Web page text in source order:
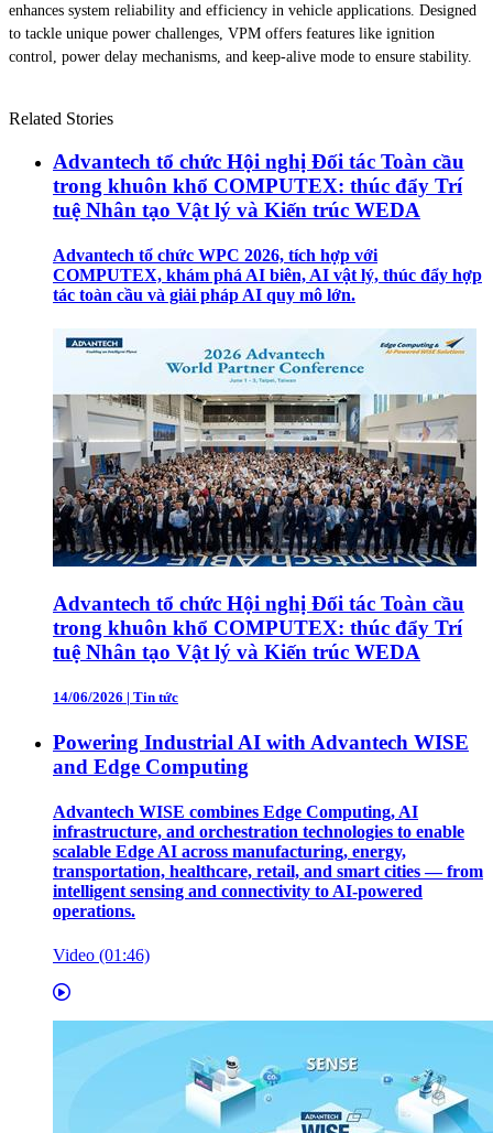
enhances system reliability and efficiency in vehicle applications. Designed
to tackle unique power challenges, VPM offers features like ignition
control, power delay mechanisms, and keep-alive mode to ensure stability.
Related Stories
Advantech tổ chức Hội nghị Đối tác Toàn cầu
trong khuôn khổ COMPUTEX: thúc đẩy Trí
tuệ Nhân tạo Vật lý và Kiến trúc WEDA
Advantech tổ chức WPC 2026, tích hợp với
COMPUTEX, khám phá AI biên, AI vật lý, thúc đẩy hợp
tác toàn cầu và giải pháp AI quy mô lớn.
Advantech tổ chức Hội nghị Đối tác Toàn cầu
trong khuôn khổ COMPUTEX: thúc đẩy Trí
tuệ Nhân tạo Vật lý và Kiến trúc WEDA
14/06/2026 | Tin tức
Powering Industrial AI with Advantech WISE
and Edge Computing
Advantech WISE combines Edge Computing, AI
infrastructure, and orchestration technologies to enable
scalable Edge AI across manufacturing, energy,
transportation, healthcare, retail, and smart cities — from
intelligent sensing and connectivity to AI-powered
operations.
Video (01:46)